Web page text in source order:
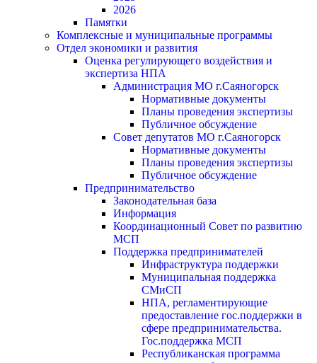
2026
Памятки
Комплексные и муниципальные программы
Отдел экономики и развития
Оценка регулирующего воздействия и
экспертиза НПА
Администрация МО г.Саяногорск
Нормативные документы
Планы проведения экспертизы
Публичное обсуждение
Совет депутатов МО г.Саяногорск
Нормативные документы
Планы проведения экспертизы
Публичное обсуждение
Предпринимательство
Законодательная база
Информация
Координационный Совет по развитию
МСП
Поддержка предпринимателей
Инфраструктура поддержки
Муниципальная поддержка
СМиСП
НПА, регламентирующие
предоставление гос.поддержки в
сфере предпринимательства.
Гос.поддержка МСП
Республиканская программа